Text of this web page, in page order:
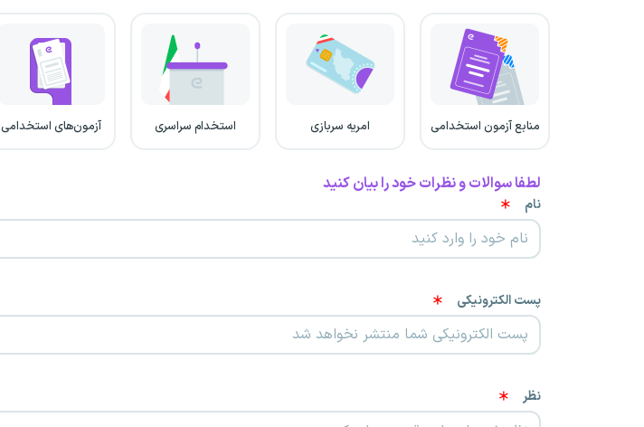
منابع آزمون استخدامی امریه سربازی استخدام سراسری آزمون‌های استخدامی
لطفا سوالات و نظرات خود را بیان کنید
نام
پست الکترونیکی
نظر